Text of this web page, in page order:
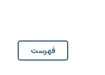
فهرست